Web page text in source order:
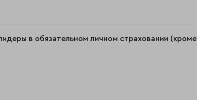
в обязательном личном страховании (кроме